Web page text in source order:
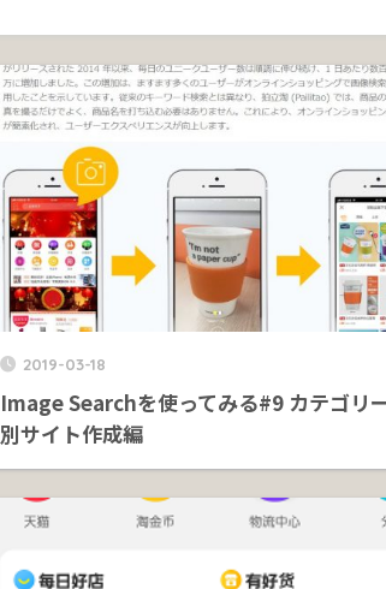
2019-03-18
Image Searchを使ってみる#9 カテゴリ
別サイト作成編